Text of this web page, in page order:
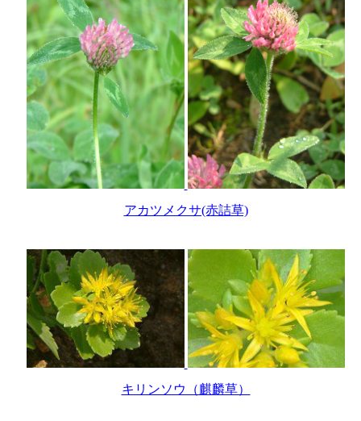
アカツメクサ(赤詰草)
キリンソウ（麒麟草）